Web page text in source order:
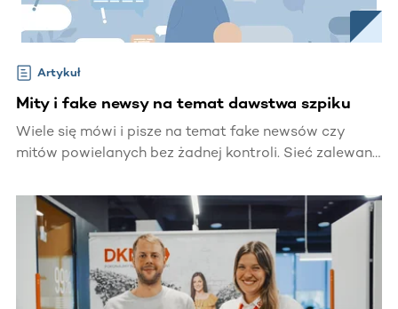
Artykuł
Mity i fake newsy na temat dawstwa szpiku
Wiele się mówi i pisze na temat fake newsów czy
mitów powielanych bez żadnej kontroli. Sieć zalewana
media społecznościowe. To bardzo szkodliwe zjawisko
dotyczy także idei dawstwa szpiku, wiedzy na temat
przeszczepienia szpiku, czy samej Fundacji DKMS.